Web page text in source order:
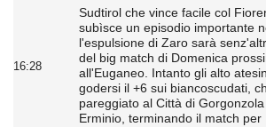
16:28
Sudtirol che vince facile col
subìsce un episodio importante
l'espulsione di Zaro sarà
del big match di Domenica
all'Euganeo. Intanto gli alto
godersi il +6 sui biancoscudati,
pareggiato al Città di
Erminio, terminando il match per